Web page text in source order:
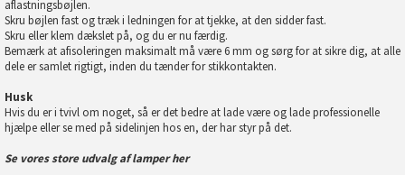
aflastningsbøjlen.
Skru bøjlen fast og træk i ledningen for at tjekke, at den sidder fast.
Skru eller klem dækslet på, og du er nu færdig.
Bemærk at afisoleringen maksimalt må være 6 mm og sørg for at sikre dig, at alle
dele er samlet rigtigt, inden du tænder for stikkontakten.
Husk
Hvis du er i tvivl om noget, så er det bedre at lade være og lade professionelle
hjælpe eller se med på sidelinjen hos en, der har styr på det.
Se vores store udvalg af lamper her